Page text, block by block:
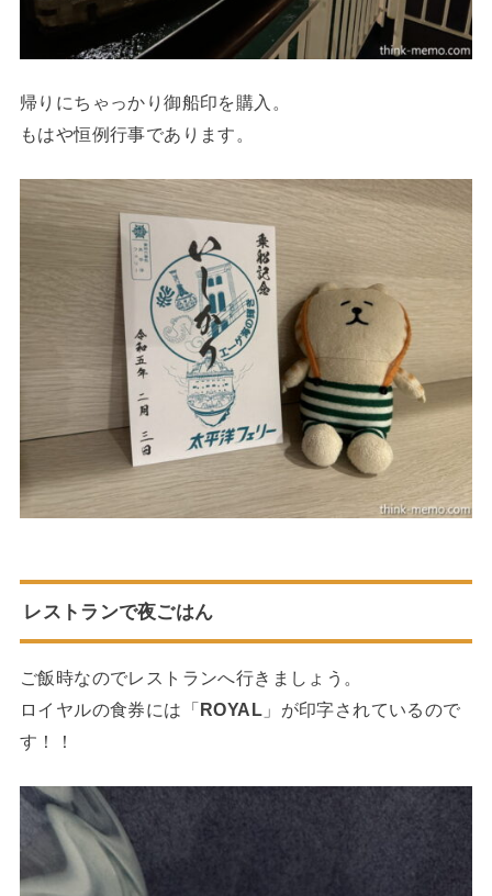
帰りにちゃっかり御船印を購入。
もはや恒例行事であります。
レストランで夜ごはん
ご飯時なのでレストランへ行きましょう。
ロイヤルの食券には「ROYAL 」が印字されているので
す！！